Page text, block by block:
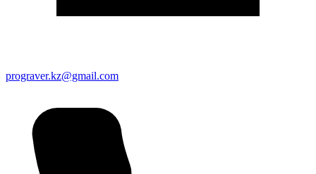
prograver.kz@gmail.com